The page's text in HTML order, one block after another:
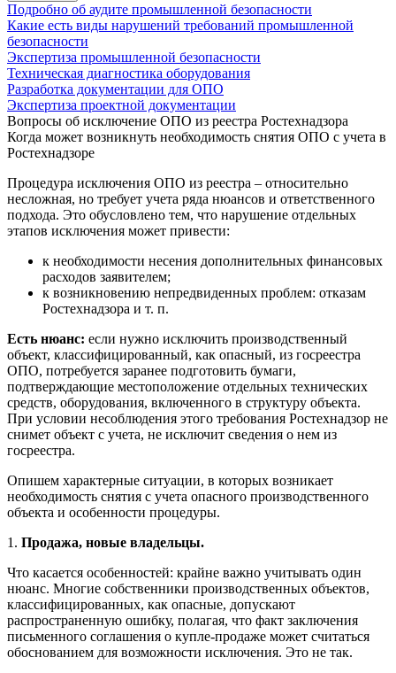
Подробно об аудите промышленной безопасности
Какие есть виды нарушений требований промышленной
безопасности
Экспертиза промышленной безопасности
Техническая диагностика оборудования
Разработка документации для ОПО
Экспертиза проектной документации
Вопросы об исключение ОПО из реестра Ростехнадзора
Когда может возникнуть необходимость снятия ОПО с учета в
Ростехнадзоре
Процедура исключения ОПО из реестра – относительно
несложная, но требует учета ряда нюансов и ответственного
подхода. Это обусловлено тем, что нарушение отдельных
этапов исключения может привести:
к необходимости несения дополнительных финансовых
расходов заявителем;
к возникновению непредвиденных проблем: отказам
Ростехнадзора и т. п.
Есть нюанс: если нужно исключить производственный
объект, классифицированный, как опасный, из госреестра
ОПО, потребуется заранее подготовить бумаги,
подтверждающие местоположение отдельных технических
средств, оборудования, включенного в структуру объекта.
При условии несоблюдения этого требования Ростехнадзор не
снимет объект с учета, не исключит сведения о нем из
госреестра.
Опишем характерные ситуации, в которых возникает
необходимость снятия с учета опасного производственного
объекта и особенности процедуры.
1. Продажа, новые владельцы.
Что касается особенностей: крайне важно учитывать один
нюанс. Многие собственники производственных объектов,
классифицированных, как опасные, допускают
распространенную ошибку, полагая, что факт заключения
письменного соглашения о купле-продаже может считаться
обоснованием для возможности исключения. Это не так.